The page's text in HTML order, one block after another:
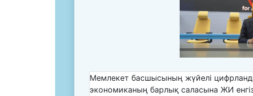
Мемлекет басшысының жүйелі
экономиканың барлық саласына ЖИ